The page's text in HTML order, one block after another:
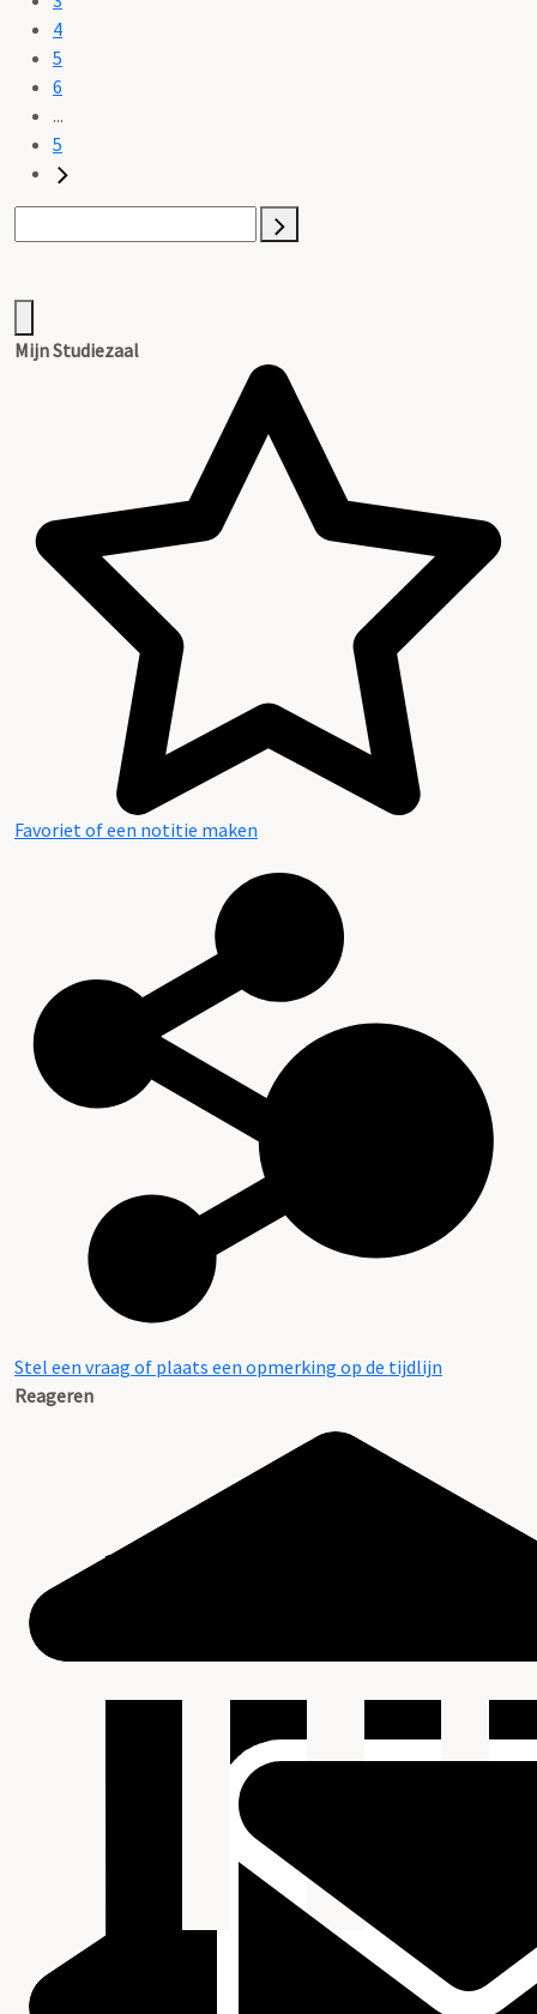
4
5
6
...
5
Mijn Studiezaal
Favoriet of een notitie maken
Stel een vraag of plaats een opmerking op de tijdlijn
Reageren